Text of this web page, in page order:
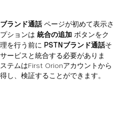
ランド通話ページが初めて表示さ
ションは 統合の追加 ボタンをク
を行う前に PSTNブランド通話そ
ービスと統合する必要がありま
テムはFirst Orionアカウントから
し、検証することができます。